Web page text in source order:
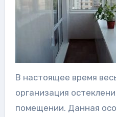
В настоящее время
организация
помещении. Данная